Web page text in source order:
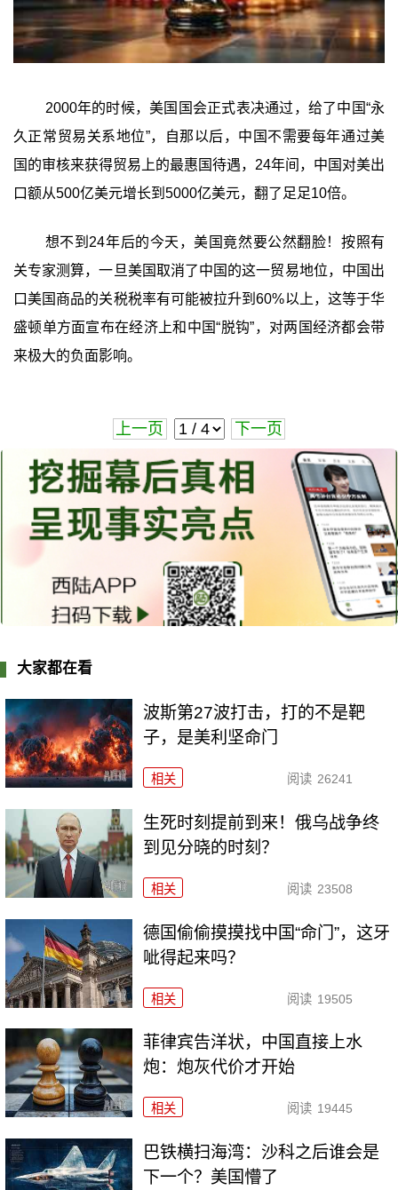
2000年的时候，美国国会正式表决通过，给了中国“永
久正常贸易关系地位”，自那以后，中国不需要每年通过美
国的审核来获得贸易上的最惠国待遇，24年间，中国对美出
口额从500亿美元增长到5000亿美元，翻了足足10倍。
想不到24年后的今天，美国竟然要公然翻脸！按照有
关专家测算，一旦美国取消了中国的这一贸易地位，中国出
口美国商品的关税税率有可能被拉升到60%以上，这等于华
盛顿单方面宣布在经济上和中国“脱钩”，对两国经济都会带
来极大的负面影响。
上一页 下一页
大家都在看
波斯第27波打击，打的不是靶
子，是美利坚命门
相关 阅读 26241
生死时刻提前到来！俄乌战争终
到见分晓的时刻？
相关 阅读 23508
德国偷偷摸摸找中国“命门”，这牙
呲得起来吗？
相关 阅读 19505
菲律宾告洋状，中国直接上水
炮：炮灰代价才开始
相关 阅读 19445
巴铁横扫海湾：沙科之后谁会是
下一个？美国懵了